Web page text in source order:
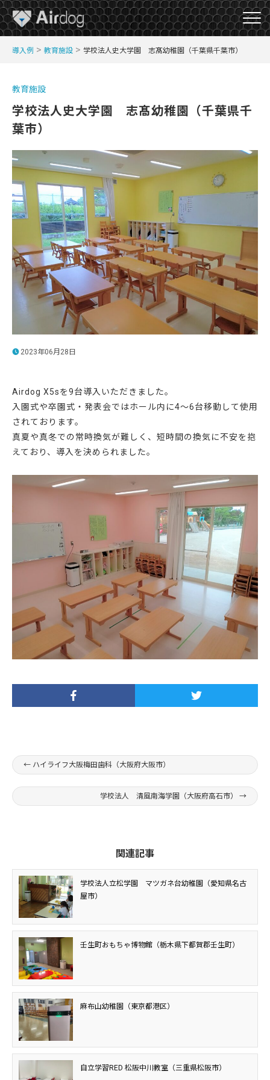
導入例 > 教育施設 > 学校法人史大学園 志髙幼稚園（千葉県千葉市）
教育施設
学校法人史大学園 志髙幼稚園（千葉県千
葉市）
2023年06月28日
Airdog X5sを9台導入いただきました。
入園式や卒園式・発表会ではホール内に4～6台移動して使用
されております。
真夏や真冬での常時換気が難しく、短時間の換気に不安を抱
えており、導入を決められました。
← ハイライフ大阪梅田歯科（大阪府大阪市）
学校法人 清風南海学園（大阪府高石市） →
関連記事
学校法人立松学園 マツガネ台幼稚園（愛知県名古
屋市）
壬生町おもちゃ博物館（栃木県下都賀郡壬生町）
麻布山幼稚園（東京都港区）
自立学習RED 松阪中川教室（三重県松阪市）